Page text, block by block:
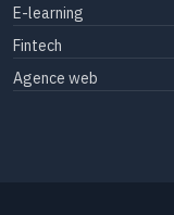
E-learning
Fintech
Agence web